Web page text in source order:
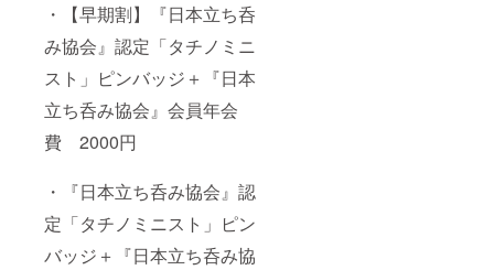
・【早期割】『日本立ち呑
み協会』認定「タチノミニ
スト」ピンバッジ＋『日本
立ち呑み協会』会員年会
費 2000円
・『日本立ち呑み協会』認
定「タチノミニスト」ピン
バッジ＋『日本立ち呑み協